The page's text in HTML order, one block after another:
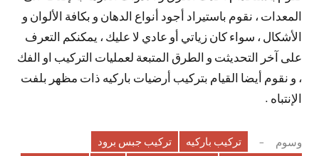
المعدات ، نقوم باستيراد أجود أنواع الدهان و بكافة الألوان و
الأشكال ، سواء كان زياتي أو عادي لا عليك ، يمكنكم التعرف
على آخر التحديثت و الطرق المتبعة لعمليات التركيب او الفك
، و نقوم أيضا القيام بتركيب أرضيات باركيه ذات مظهر بلفت
الإنتباه .
وسوم تركيب باركيه
تركيب جبس برود